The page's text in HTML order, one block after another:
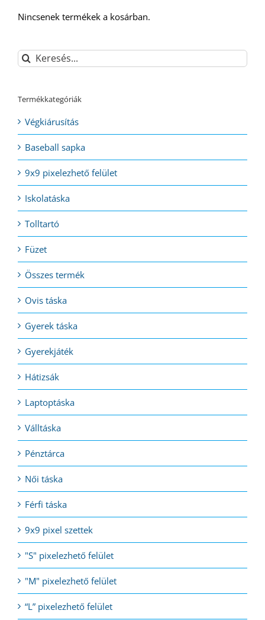
Nincsenek termékek a kosárban.
Keresés...
Termékkategóriák
Végkiárusítás
Baseball sapka
9x9 pixelezhető felület
Iskolatáska
Tolltartó
Füzet
Összes termék
Ovis táska
Gyerek táska
Gyerekjáték
Hátizsák
Laptoptáska
Válltáska
Pénztárca
Női táska
Férfi táska
9x9 pixel szettek
"S" pixelezhető felület
"M" pixelezhető felület
“L” pixelezhető felület